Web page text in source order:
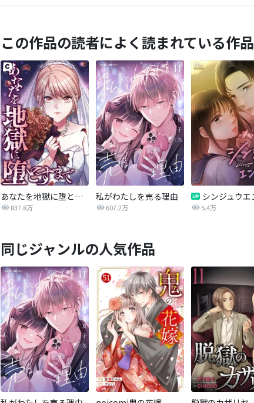
この作品の読者によく読まれている作品
あなたを地獄に堕とすまで
837.8万
私がわたしを売る理由
607.2万 5.4万
同じジャンルの人気作品